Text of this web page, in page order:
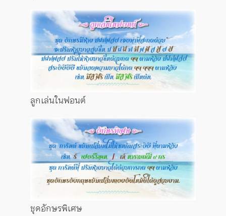
ลูกเล่นในฟอนต์
ชุดอักษรพิเศษ